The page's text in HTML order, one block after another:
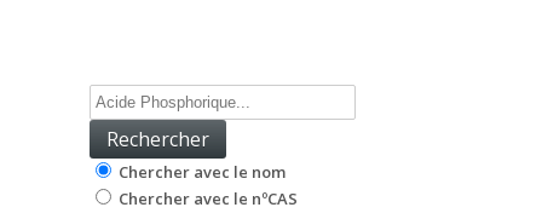
Chercher avec le nom
Chercher avec le nºCAS